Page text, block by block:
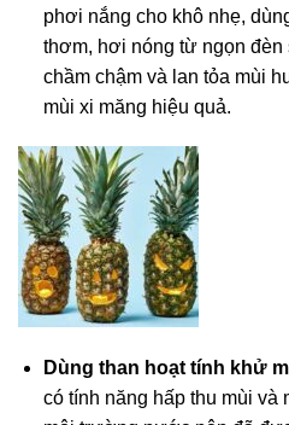
phơi nắng cho khô nhẹ,
thơm, hơi nóng từ ngọn đèn
chầm chậm và lan tỏa mùi
mùi xi măng hiệu quả.
Dùng than hoạt tính khử
có tính năng hấp thu mùi và